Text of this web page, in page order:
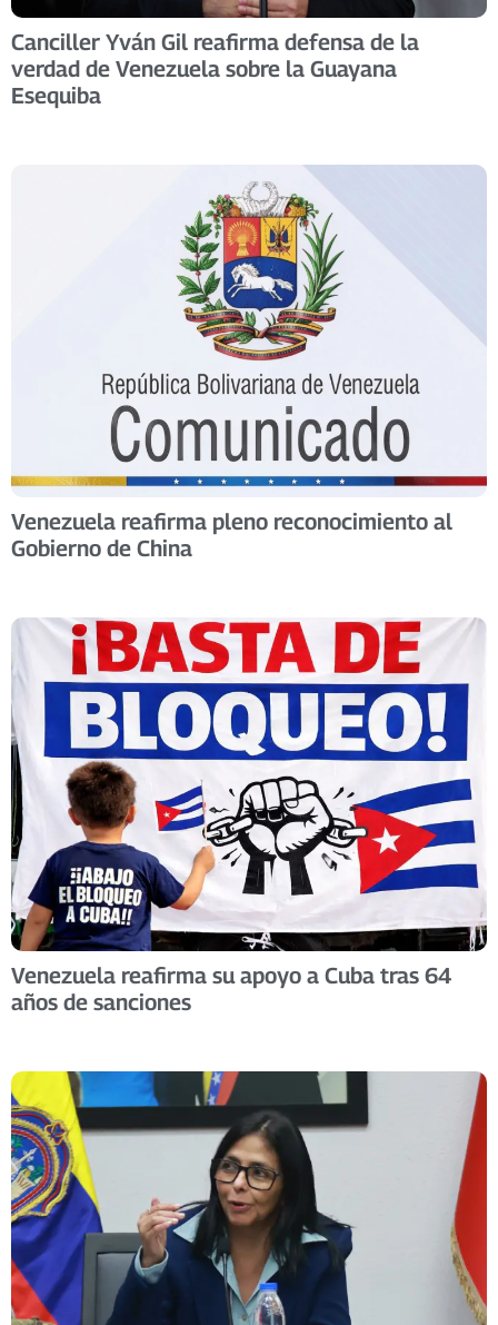
Canciller Yván Gil reafirma defensa de la
verdad de Venezuela sobre la Guayana
Esequiba
Venezuela reafirma pleno reconocimiento al
Gobierno de China
Venezuela reafirma su apoyo a Cuba tras 64
años de sanciones